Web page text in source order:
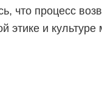
что процесс
этике и